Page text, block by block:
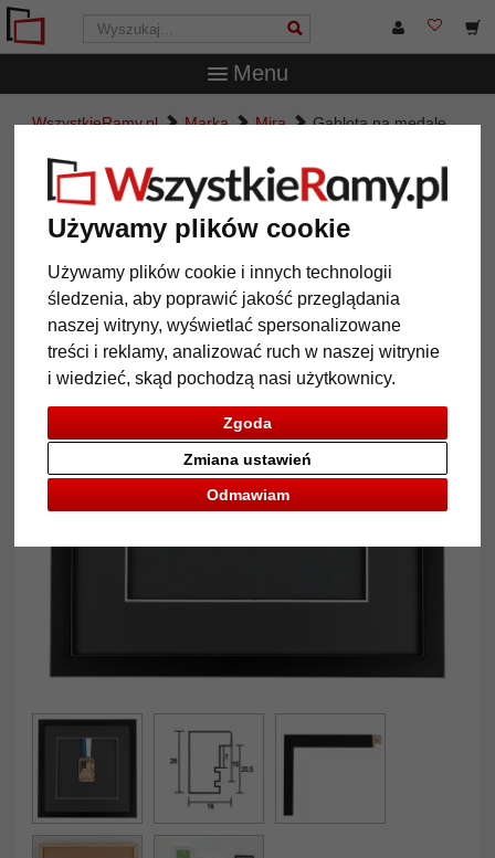
Używamy plików cookie
Używamy plików cookie i innych technologii
śledzenia, aby poprawić jakość przeglądania
naszej witryny, wyświetlać spersonalizowane
treści i reklamy, analizować ruch w naszej witrynie
i wiedzieć, skąd pochodzą nasi użytkownicy.
Zgoda
Odmawiam
Zmiana ustawień
Menu
WszystkieRamy.pl Marka Mira
Gablota na medale
Gablota na medale 30x30 cm,
czarna